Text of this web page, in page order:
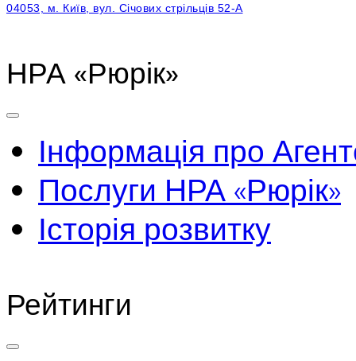
04053, м. Київ, вул. Січових стрільців 52-А
НРА «Рюрік»
Інформація про
Послуги НРА «Рюрік»
Історія розвитку
Рейтинги